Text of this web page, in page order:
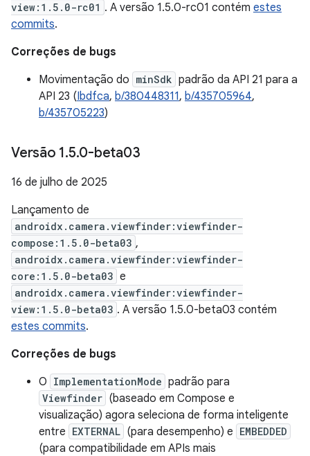
view:1.5.0-rc01 . A versão 1.5.0-rc01 contém estes
commits.
Correções de bugs
Movimentação do minSdk padrão da API 21 para a
API 23 (Ibdfca, b/380448311, b/435705964,
b/435705223)
Versão 1.5.0-beta03
16 de julho de 2025
Lançamento de
androidx.camera.viewfinder:viewfinder-
compose:1.5.0-beta03 ,
androidx.camera.viewfinder:viewfinder-
core:1.5.0-beta03 e
androidx.camera.viewfinder:viewfinder-
view:1.5.0-beta03 . A versão 1.5.0-beta03 contém
estes commits.
Correções de bugs
O ImplementationMode padrão para
Viewfinder (baseado em Compose e
visualização) agora seleciona de forma inteligente
entre EXTERNAL (para desempenho) e EMBEDDED
(para compatibilidade em APIs mais